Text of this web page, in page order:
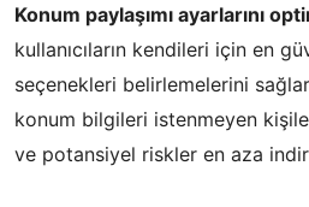
Konum paylaşımı ayarlarını
kullanıcıların kendileri için en
seçenekleri belirlemelerini
konum bilgileri istenmeyen
ve potansiyel riskler en aza